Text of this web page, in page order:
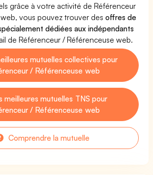
grâce à votre activité de Référenceur
vous pouvez trouver desoffres de
dédiées aux indépendants
de Référenceur / Référenceuse web.
mutuelles collectives pour
/ Référenceuse web
meilleures mutuelles TNS pour
/ Référenceuse web
Comprendre la mutuelle